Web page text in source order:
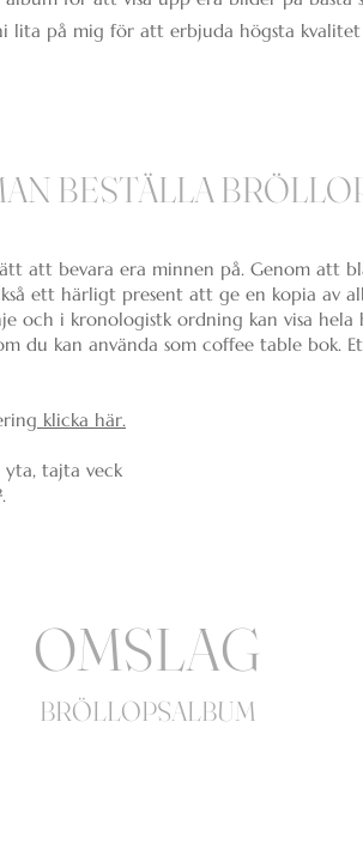
lita på mig för att erbjuda högsta kvalitet
BESTÄLLA
att bevara era minnen på. Genom att
ett härligt present att ge en kopia av
och i kronologistk ordning kan visa hela
du kan använda som coffee table bok.
klicka här.
tajta veck
OMSLAG
BRÖLLOPSALBUM